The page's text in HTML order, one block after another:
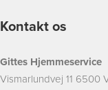
Kontakt os
Gittes Hjemmeservice
Vismarlundvej 11 6500